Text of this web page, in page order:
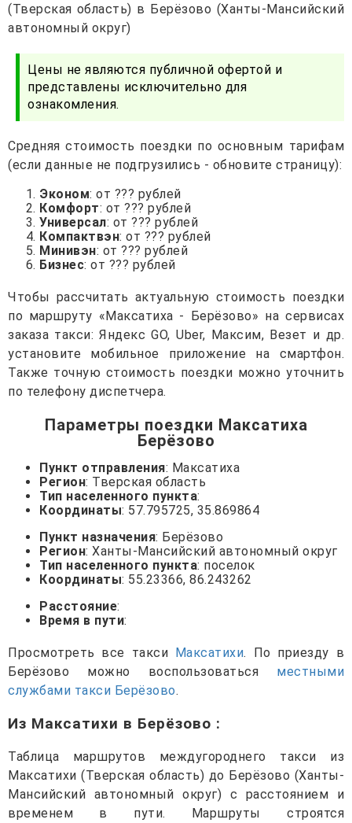
(Тверская область) в Берёзово (Ханты-Мансийский
автономный округ)
Цены не являются публичной офертой и
представлены исключительно для
ознакомления.
Средняя стоимость поездки по основным тарифам
(если данные не подгрузились - обновите страницу):
Эконом: от ??? рублей
Комфорт: от ??? рублей
Универсал: от ??? рублей
Компактвэн: от ??? рублей
Минивэн: от ??? рублей
Бизнес: от ??? рублей
Чтобы рассчитать актуальную стоимость поездки
по маршруту «Максатиха - Берёзово» на сервисах
заказа такси: Яндекс GO, Uber, Максим, Везет и др.
установите мобильное приложение на смартфон.
Также точную стоимость поездки можно уточнить
по телефону диспетчера.
Параметры поездки Максатиха
Берёзово
Пункт отправления: Максатиха
Регион: Тверская область
Тип населенного пункта:
Координаты: 57.795725, 35.869864
Пункт назначения: Берёзово
Регион: Ханты-Мансийский автономный округ
Тип населенного пункта: поселок
Координаты: 55.23366, 86.243262
Расстояние:
Время в пути:
Просмотреть все такси Максатихи. По приезду в
Берёзово можно воспользоваться местными
службами такси Берёзово.
Из Максатихи в Берёзово :
Таблица маршрутов междугороднего такси из
Максатихи (Тверская область) до Берёзово (Ханты-
Мансийский автономный округ) с расстоянием и
временем в пути. Маршруты строятся